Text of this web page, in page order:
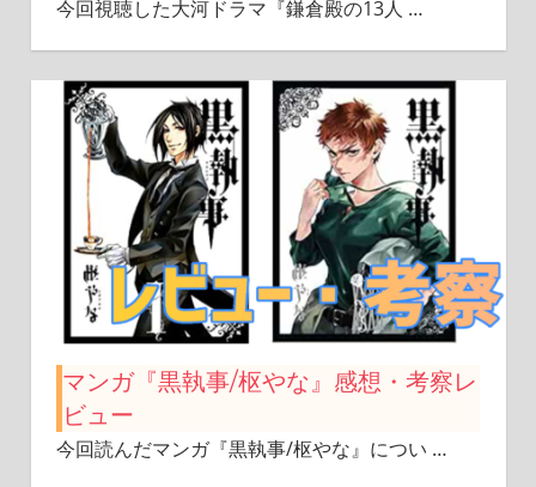
今回視聴した大河ドラマ『鎌倉殿の13人 …
マンガ『黒執事/枢やな』感想・考察レ
ビュー
今回読んだマンガ『黒執事/枢やな』につい …